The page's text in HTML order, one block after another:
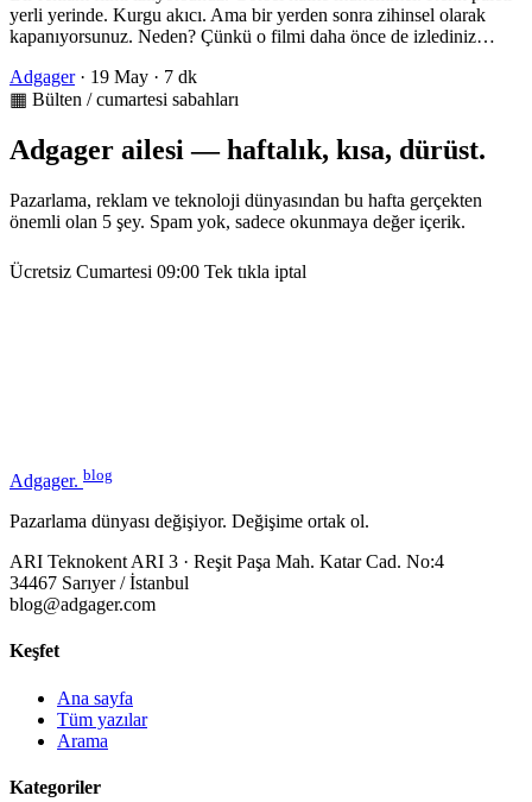
yerli yerinde. Kurgu akıcı. Ama bir yerden sonra zihinsel olarak
kapanıyorsunuz. Neden? Çünkü o filmi daha önce de izlediniz…
Adgager · 19 May · 7 dk
▦ Bülten / cumartesi sabahları
Adgager ailesi — haftalık, kısa, dürüst.
Pazarlama, reklam ve teknoloji dünyasından bu hafta gerçekten
önemli olan 5 şey. Spam yok, sadece okunmaya değer içerik.
Ücretsiz Cumartesi 09:00 Tek tıkla iptal
Adgager. blog
Pazarlama dünyası değişiyor. Değişime ortak ol.
ARI Teknokent ARI 3 · Reşit Paşa Mah. Katar Cad. No:4
34467 Sarıyer / İstanbul
blog@adgager.com
Keşfet
Ana sayfa
Tüm yazılar
Arama
Kategoriler